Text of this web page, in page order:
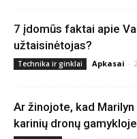
7 įdomūs faktai apie
užtaisinėtojas?
Technika ir ginklai Apkasai -
Ar žinojote, kad
karinių dronų